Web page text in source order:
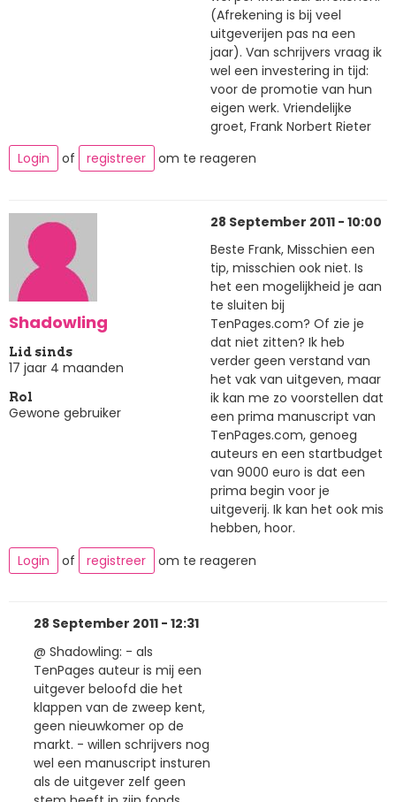
(Afrekening is bij veel
uitgeverijen pas na een
jaar). Van schrijvers vraag ik
wel een investering in tijd:
voor de promotie van hun
eigen werk. Vriendelijke
groet, Frank Norbert Rieter
Login
of registreer om te reageren
Shadowling
Lid sinds
17 jaar 4 maanden
Rol
Gewone gebruiker
28 September 2011 - 10:00
Beste Frank, Misschien een
tip, misschien ook niet. Is
het een mogelijkheid je aan
te sluiten bij
TenPages.com? Of zie je
dat niet zitten? Ik heb
verder geen verstand van
het vak van uitgeven, maar
ik kan me zo voorstellen dat
een prima manuscript van
TenPages.com, genoeg
auteurs en een startbudget
van 9000 euro is dat een
prima begin voor je
uitgeverij. Ik kan het ook mis
hebben, hoor.
Login
of registreer om te reageren
28 September 2011 - 12:31
@ Shadowling: - als
TenPages auteur is mij een
uitgever beloofd die het
klappen van de zweep kent,
geen nieuwkomer op de
markt. - willen schrijvers nog
wel een manuscript insturen
als de uitgever zelf geen